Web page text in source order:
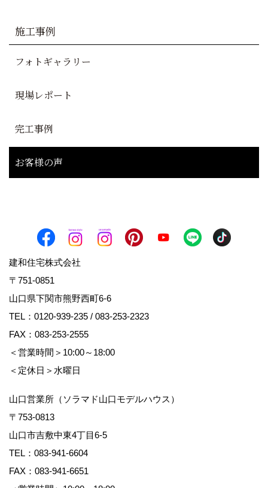
施工事例
フォトギャラリー
現場レポート
完工事例
お客様の声
建和住宅株式会社
〒751-0851
山口県下関市熊野西町6-6
TEL： 0120-939-235 / 083-253-2323
FAX：083-253-2555
＜営業時間＞10:00～18:00
＜定休日＞水曜日
山口営業所（ソラマド山口モデルハウス）
〒753-0813
山口市吉敷中東4丁目6-5
TEL： 083-941-6604
FAX：083-941-6651